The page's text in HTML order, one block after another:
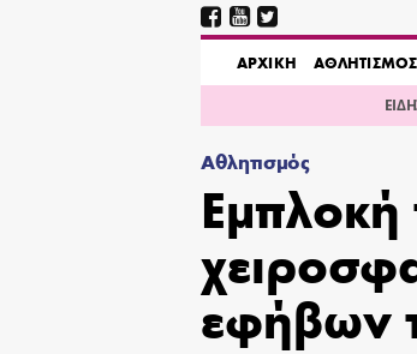
AΡΧΙΚΗ ΑΘΛΗΤΙΣΜΟΣ
Αθλητισμός
Εμπλοκή
εφήβων